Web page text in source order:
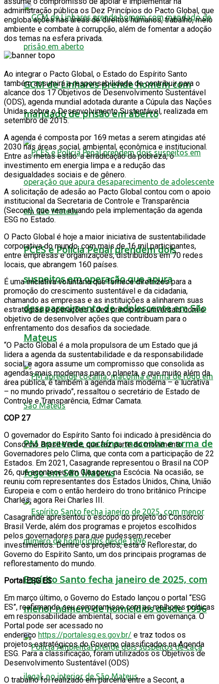
GCM de Linhares prende homem com
mandado de prisão em aberto
PCES e Polícia Penal prendem dois
suspeitos em operação que apura
desaparecimento de adolescente em São
Mateus
PM apreende cocaína, maconha e arma de
fogo em São Mateus
Espírito Santo fecha janeiro de 2025, com
menor número de homicídios desde 1996
administração pública os Dez Princípios do Pacto Global, que
engloba ações nas áreas de direitos humanos, trabalho, meio
ambiente e combate à corrupção, além de fomentar a adoção
dos temas na esfera privada.
Ao integrar o Pacto Global, o Estado do Espírito Santo
também assumirá a responsabilidade de contribuir para o
alcance dos 17 Objetivos de Desenvolvimento Sustentável
(ODS), agenda mundial adotada durante a Cúpula das Nações
Unidas sobre o Desenvolvimento Sustentável, realizada em
setembro de 2015.
A agenda é composta por 169 metas a serem atingidas até
2030 nas áreas social, ambiental, econômica e institucional.
Entre as metas estão: a erradicação da pobreza, o
investimento em energia limpa e a redução das
desigualdades sociais e de gênero.
A solicitação de adesão ao Pacto Global contou com o apoio
institucional da Secretaria de Controle e Transparência
(Secont), que vem atuando pela implementação da agenda
ESG no Estado.
O Pacto Global é hoje a maior iniciativa de sustentabilidade
corporativa do mundo, com mais de 16 mil participantes,
entre empresas e organizações, distribuídos em 70 redes
locais, que abrangem 160 países.
É uma iniciativa voluntária que fornece diretrizes para a
promoção do crescimento sustentável e da cidadania,
chamando as empresas e as instituições a alinharem suas
estratégias e operações a dez princípios universais com o
objetivo de desenvolver ações que contribuam para o
enfrentamento dos desafios da sociedade.
“O Pacto Global é a mola propulsora de um Estado que já
lidera a agenda da sustentabilidade e da responsabilidade
social, e agora assume um compromisso que consolida as
agendas mais modernas para o planeta, e que muito além da
área pública, é também a agenda mais moderna – e lucrativa
– no mundo privado”, ressaltou o secretário de Estado de
Controle e Transparência, Edmar Camata.
COP 27
O governador do Espírito Santo foi indicado à presidência do
Consórcio Brasil Verde, que faz parte do movimento
Governadores pelo Clima, que conta com a participação de 22
Estados. Em 2021, Casagrande representou o Brasil na COP
26, que aconteceu em Glasgow, na Escócia. Na ocasião, se
reuniu com representantes dos Estados Unidos, China, União
Europeia e com o então herdeiro do trono britânico Príncipe
Charles, agora Rei Charles III.
Casagrande apresentou o escopo do projeto do Consórcio
Brasil Verde, além dos programas e projetos escolhidos
pelos governadores para que pudessem receber
investimentos. Dentre os projetos, está o Reflorestar, do
Governo do Espírito Santo, um dos principais programas de
reflorestamento do mundo.
Portal ESG ES
Em março último, o Governo do Estado lançou o portal “ESG
ES”, reafirmando seu compromisso com as melhores práticas
em responsabilidade ambiental, social e em governança. O
Portal pode ser acessado no
endereço https://portalesg.es.gov.br/ e traz todos os
projetos estratégicos do Governo classificados na Agenda
ESG. Para a classificação, foram utilizados os Objetivos de
Desenvolvimento Sustentável (ODS)
O trabalho foi realizado em parceria entre a Secont, a